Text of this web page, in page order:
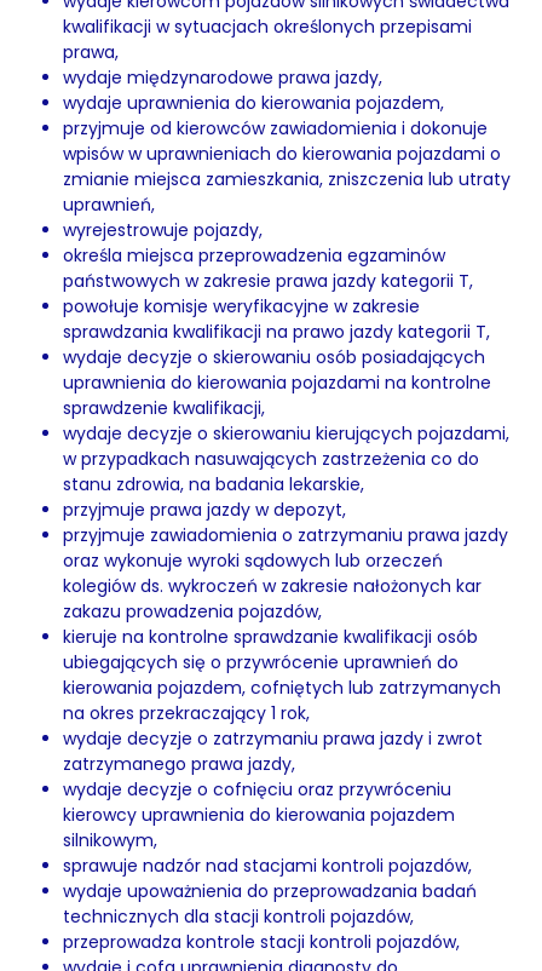
kwalifikacji w sytuacjach określonych przepisami
prawa,
wydaje międzynarodowe prawa jazdy,
wydaje uprawnienia do kierowania pojazdem,
przyjmuje od kierowców zawiadomienia i dokonuje
wpisów w uprawnieniach do kierowania pojazdami o
zmianie miejsca zamieszkania, zniszczenia lub utraty
uprawnień,
wyrejestrowuje pojazdy,
określa miejsca przeprowadzenia egzaminów
państwowych w zakresie prawa jazdy kategorii T,
powołuje komisje weryfikacyjne w zakresie
sprawdzania kwalifikacji na prawo jazdy kategorii T,
wydaje decyzje o skierowaniu osób posiadających
uprawnienia do kierowania pojazdami na kontrolne
sprawdzenie kwalifikacji,
wydaje decyzje o skierowaniu kierujących pojazdami,
w przypadkach nasuwających zastrzeżenia co do
stanu zdrowia, na badania lekarskie,
przyjmuje prawa jazdy w depozyt,
przyjmuje zawiadomienia o zatrzymaniu prawa jazdy
oraz wykonuje wyroki sądowych lub orzeczeń
kolegiów ds. wykroczeń w zakresie nałożonych kar
zakazu prowadzenia pojazdów,
kieruje na kontrolne sprawdzanie kwalifikacji osób
ubiegających się o przywrócenie uprawnień do
kierowania pojazdem, cofniętych lub zatrzymanych
na okres przekraczający 1 rok,
wydaje decyzje o zatrzymaniu prawa jazdy i zwrot
zatrzymanego prawa jazdy,
wydaje decyzje o cofnięciu oraz przywróceniu
kierowcy uprawnienia do kierowania pojazdem
silnikowym,
sprawuje nadzór nad stacjami kontroli pojazdów,
wydaje upoważnienia do przeprowadzania badań
technicznych dla stacji kontroli pojazdów,
przeprowadza kontrole stacji kontroli pojazdów,